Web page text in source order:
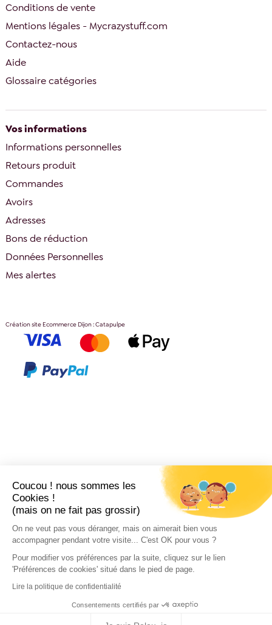
Coucou ! nous sommes les
Cookies !
(mais on ne fait pas grossir)
On ne veut pas vous déranger, mais on aimerait bien vous
accompagner pendant votre visite... C'est OK pour vous ?
Pour modifier vos préférences par la suite, cliquez sur le lien
'Préférences de cookies' situé dans le pied de page.
Lire la politique de confidentialité
Consentements certifiés par
Conditions de vente
Mentions légales - Mycrazystuff.com
Contactez-nous
Aide
Glossaire catégories
Vos informations
Informations personnelles
Retours produit
Commandes
Avoirs
Adresses
Bons de réduction
Données Personnelles
Mes alertes
Création site Ecommerce Dijon : Catapulpe